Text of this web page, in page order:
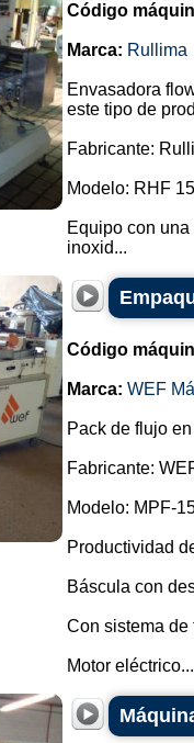
Código
Marca: Rullima
Envasadora
este tipo de
Fabricante:
Modelo: RHF
Equipo con
inoxid...
Código
Marca: WEF
Pack de flujo
Fabricante:
Modelo: MPF-
Productividad
Báscula con
Con sistema de
Motor eléctrico...